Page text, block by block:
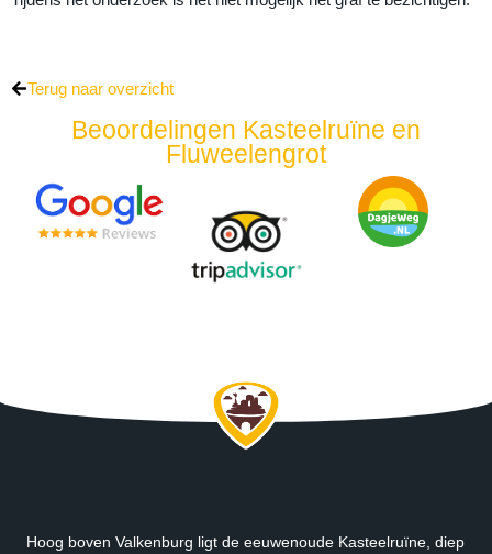
Terug naar overzicht
Beoordelingen Kasteelruïne en
Fluweelengrot
Hoog boven Valkenburg ligt de eeuwenoude Kasteelruïne, diep